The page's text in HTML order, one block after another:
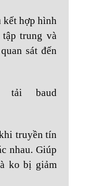
kết hợp hình
tập trung và
sát đến
baud
truyền tín
nhau. Giúp
ko bị giảm